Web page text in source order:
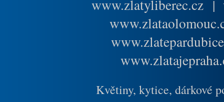
www.zlatyliberec.cz |
Květiny, kytice, dárkové